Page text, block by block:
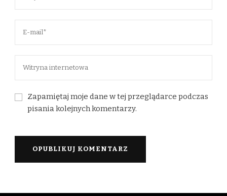
Zapamiętaj moje dane w tej przeglądarce podczas
pisania kolejnych komentarzy.